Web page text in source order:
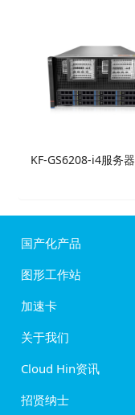
KF-GS6208-i4服务器
国产化产品
图形工作站
加速卡
关于我们
Cloud Hin资讯
招贤纳士